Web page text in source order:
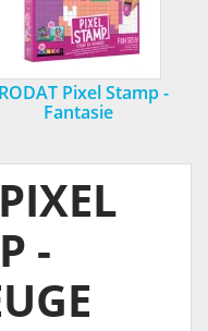
Pixel Stamp -
Fantasie
-